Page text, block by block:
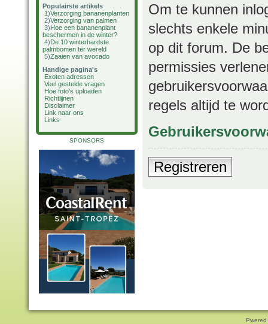
Populairste artikels
1)Verzorging bananenplanten
2)Verzorging van palmen
3)Hoe een bananenplant
beschermen in de winter?
4)De 10 winterhardste
palmbomen ter wereld
5)Zaaien van avocado
Handige pagina's
Exoten adressen
Veel gestelde vragen
Hoe foto's uploaden
Richtlijnen
Disclaimer
Link naar ons
Links
SPONSORS
Om te kunnen
slechts enkele
op dit forum. De
permissies
regels altijd te
Registreren